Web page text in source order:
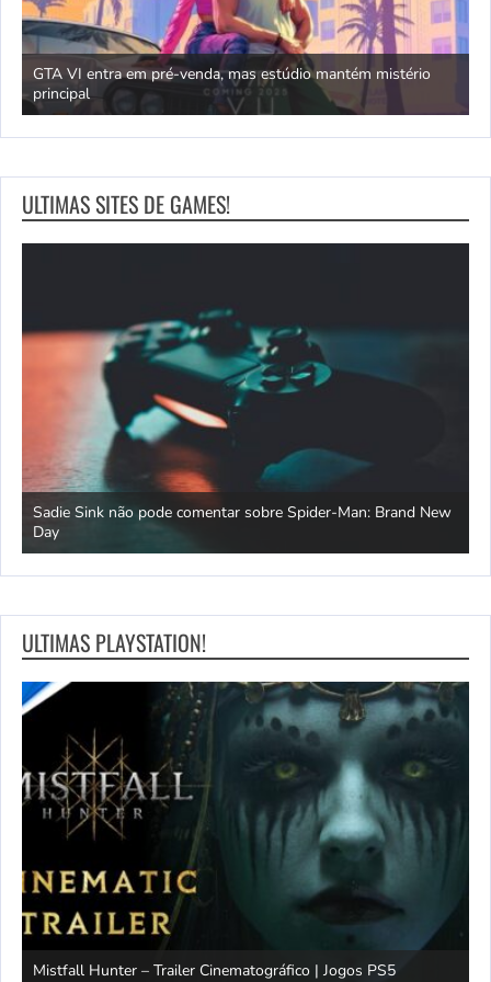
GTA VI entra em pré-venda, mas estúdio mantém mistério
principal
ULTIMAS SITES DE GAMES!
Sadie Sink não pode comentar sobre Spider-Man: Brand New
Day
ULTIMAS PLAYSTATION!
Mistfall Hunter – Trailer Cinematográfico | Jogos PS5